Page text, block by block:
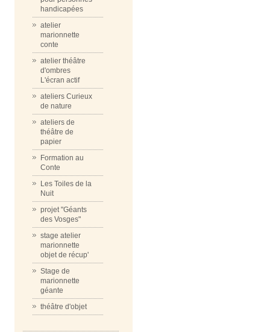
handicapées
atelier
marionnette
conte
atelier théâtre
d'ombres
L'écran actif
ateliers Curieux
de nature
ateliers de
théâtre de
papier
Formation au
Conte
Les Toiles de la
Nuit
projet "Géants
des Vosges"
stage atelier
marionnette
objet de récup'
Stage de
marionnette
géante
théâtre d'objet